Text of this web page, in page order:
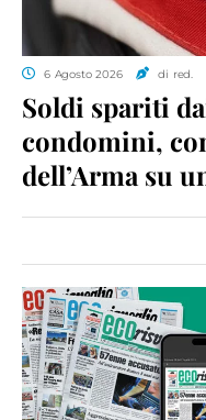
6 Agosto 2026 di red.
Soldi spariti
condomini,
dell’Arma su